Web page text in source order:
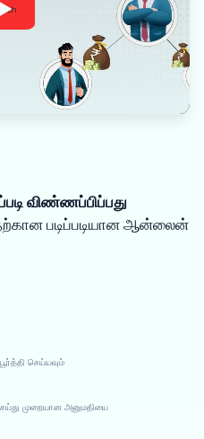
விண்ணப்பிப்பது
படிப்படியான ஆன்லைன்
செய்யவும்
முறையான அனுமதியை